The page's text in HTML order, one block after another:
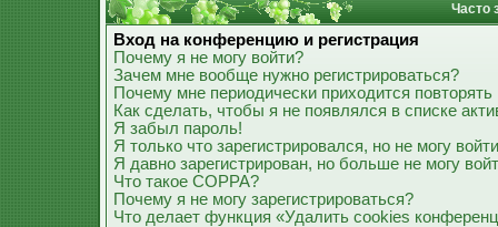
Часто
Вход на конференцию и регистрация
Почему я не могу войти?
Зачем мне вообще нужно регистрироваться?
Почему мне периодически приходится
Как сделать, чтобы я не появлялся в списке
Я забыл пароль!
Я только что зарегистрировался, но не могу
Я давно зарегистрирован, но больше не могу
Что такое COPPA?
Почему я не могу зарегистрироваться?
Что делает функция «Удалить cookies